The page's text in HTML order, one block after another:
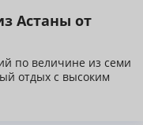
Астаны от
по величине из семи
отдых с высоким
на одного человека,